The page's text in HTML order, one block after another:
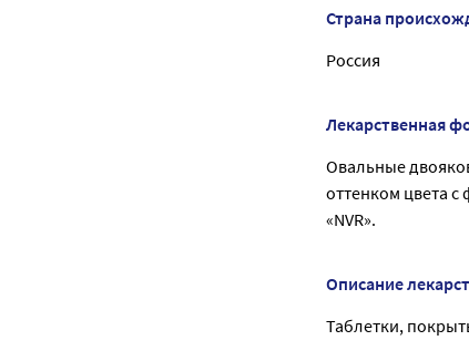
Страна
Россия
Лекарственная
Овальные
оттенком цвета с
«NVR».
Описание
Таблетки,